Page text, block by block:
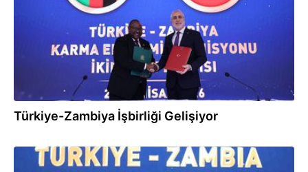
Türkiye-Zambiya İşbirliği Gelişiyor
21.04.2026